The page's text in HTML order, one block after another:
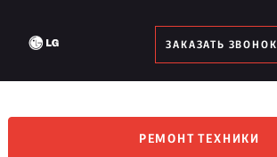
ЗАКАЗАТЬ ЗВОНОК
РЕМОНТ ТЕХНИКИ